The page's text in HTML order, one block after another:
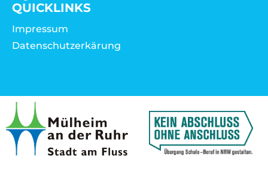
QUICKLINKS
Impressum
Datenschutzerkärung